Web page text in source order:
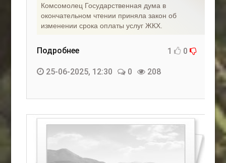
Комсомолец Государственная дума в
окончательном чтении приняла закон об
изменении срока оплаты услуг ЖКХ.
Подробнее 1 0
25-06-2025, 12:30 0 208